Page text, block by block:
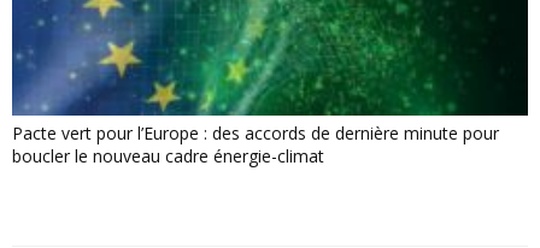
Pacte vert pour l’Europe : des accords de dernière minute pour
boucler le nouveau cadre énergie-climat